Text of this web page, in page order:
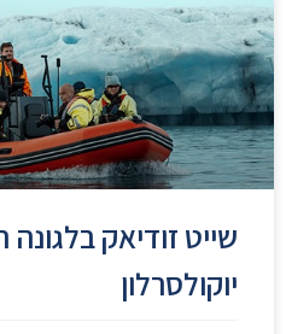
שייט זודיאק
יוקולסרלון